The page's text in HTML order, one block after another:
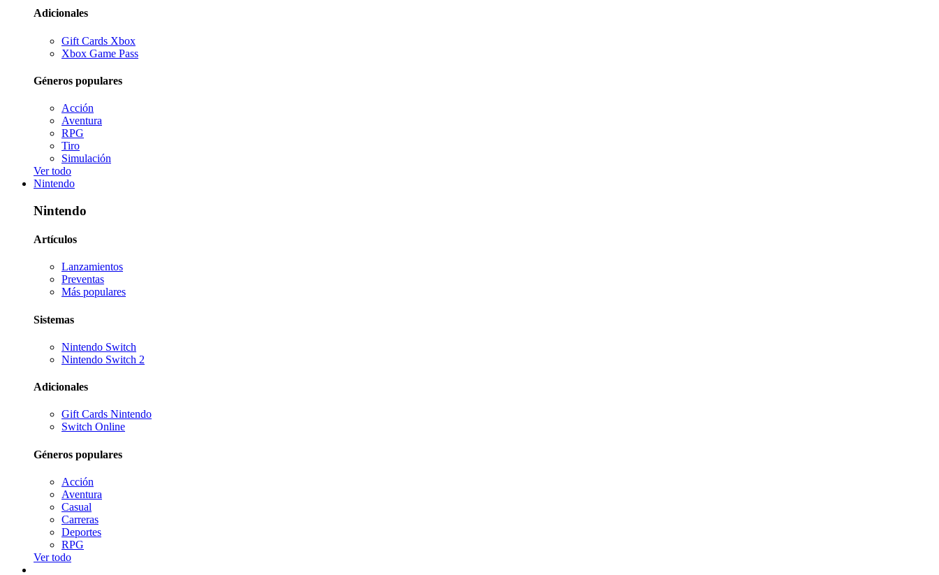
Adicionales
Gift Cards Xbox
Xbox Game Pass
Géneros populares
Acción
Aventura
RPG
Tiro
Simulación
Ver todo
Nintendo
Nintendo
Artículos
Lanzamientos
Preventas
Más populares
Sistemas
Nintendo Switch
Nintendo Switch 2
Adicionales
Gift Cards Nintendo
Switch Online
Géneros populares
Acción
Aventura
Casual
Carreras
Deportes
RPG
Ver todo